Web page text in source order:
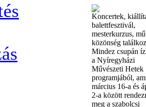
Koncertek,
balettfesztivál,
mesterkurzus,
közönség
Mindez csupán
a Nyíregyházi
Művészeti Hetek
programjából,
március 16-a és
2-a között
meg a szabolcsi